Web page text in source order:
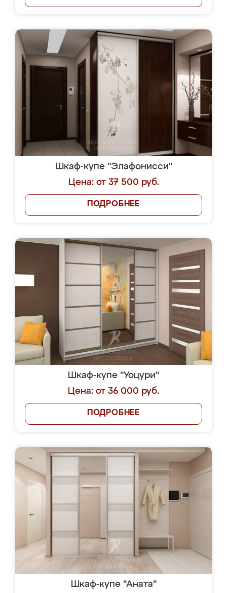
Шкаф-купе "Элафонисси"
Цена: от 37 500 руб.
ПОДРОБНЕЕ
Шкаф-купе "Уоцури"
Цена: от 36 000 руб.
ПОДРОБНЕЕ
Шкаф-купе "Аната"